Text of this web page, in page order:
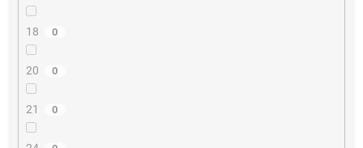
18 0
20 0
21 0